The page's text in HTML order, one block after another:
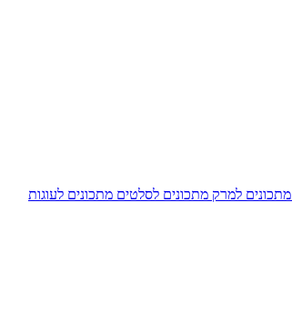
מתכונים למרק מתכונים לסלטים מתכונים לעוגות